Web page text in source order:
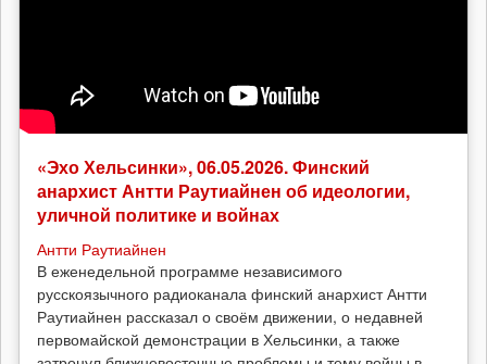
«Эхо Хельсинки», 06.05.2026. Финский
анархист Антти Раутиайнен об идеологии,
уличной политике и войнах
Антти Раутиайнен
В еженедельной программе независимого
русскоязычного радиоканала финский анархист Антти
Раутиайнен рассказал о своём движении, о недавней
первомайской демонстрации в Хельсинки, а также